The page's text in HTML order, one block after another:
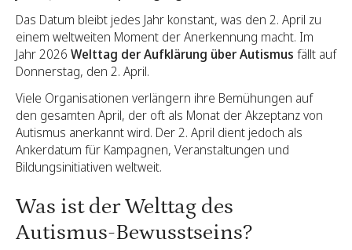
Das Datum bleibt jedes Jahr konstant, was den 2. April zu
einem weltweiten Moment der Anerkennung macht. Im
Jahr 2026 Welttag der Aufklärung über Autismus fällt auf
Donnerstag, den 2. April.
Viele Organisationen verlängern ihre Bemühungen auf
den gesamten April, der oft als Monat der Akzeptanz von
Autismus anerkannt wird. Der 2. April dient jedoch als
Ankerdatum für Kampagnen, Veranstaltungen und
Bildungsinitiativen weltweit.
Was ist der Welttag des
Autismus-Bewusstseins?